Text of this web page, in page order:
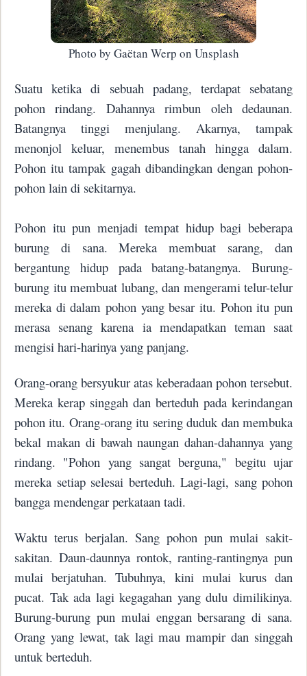
Photo by Gaëtan Werp on Unsplash
Suatu ketika di sebuah padang, terdapat sebatang
pohon rindang. Dahannya rimbun oleh dedaunan.
Batangnya tinggi menjulang. Akarnya, tampak
menonjol keluar, menembus tanah hingga dalam.
Pohon itu tampak gagah dibandingkan dengan pohon-
pohon lain di sekitarnya.
Pohon itu pun menjadi tempat hidup bagi beberapa
burung di sana. Mereka membuat sarang, dan
bergantung hidup pada batang-batangnya. Burung-
burung itu membuat lubang, dan mengerami telur-telur
mereka di dalam pohon yang besar itu. Pohon itu pun
merasa senang karena ia mendapatkan teman saat
mengisi hari-harinya yang panjang.
Orang-orang bersyukur atas keberadaan pohon tersebut.
Mereka kerap singgah dan berteduh pada kerindangan
pohon itu. Orang-orang itu sering duduk dan membuka
bekal makan di bawah naungan dahan-dahannya yang
rindang. "Pohon yang sangat berguna," begitu ujar
mereka setiap selesai berteduh. Lagi-lagi, sang pohon
bangga mendengar perkataan tadi.
Waktu terus berjalan. Sang pohon pun mulai sakit-
sakitan. Daun-daunnya rontok, ranting-rantingnya pun
mulai berjatuhan. Tubuhnya, kini mulai kurus dan
pucat. Tak ada lagi kegagahan yang dulu dimilikinya.
Burung-burung pun mulai enggan bersarang di sana.
Orang yang lewat, tak lagi mau mampir dan singgah
untuk berteduh.